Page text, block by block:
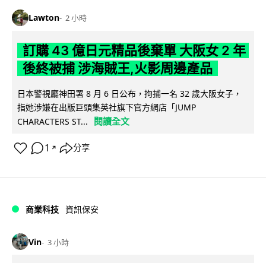
Lawton 2 小時
訂購 43 億日元精品後棄單 大阪女 2 年
後終被捕 涉海賊王,火影周邊產品
日本警視廳神田署 8 月 6 日公布，拘捕一名 32 歲大阪女子，
指她涉嫌在出版巨頭集英社旗下官方網店「JUMP
CHARACTERS ST...
閱讀全文
1 ↗ 分享
商業科技 資訊保安
Vin 3 小時